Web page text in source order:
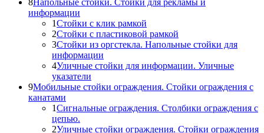
информации
1Стойки с клик рамкой
2Стойки с пластиковой рамкой
3Стойки из оргстекла. Напольные стойки для
информации
4Уличные стойки для информации. Уличные
указатели
9Мобильные стойки ограждения. Стойки ограждения с
канатами
1Сигнальные ограждения. Столбики ограждения с
цепью.
2Уличные стойки ограждения. Стойки ограждения